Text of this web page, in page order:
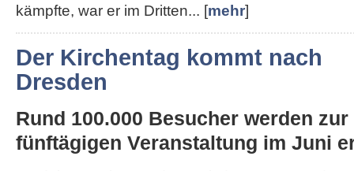
kämpfte, war er im Dritten... [mehr]
Der Kirchentag kommt nach
Dresden
Rund 100.000 Besucher werden zur
fünftägigen Veranstaltung im Juni